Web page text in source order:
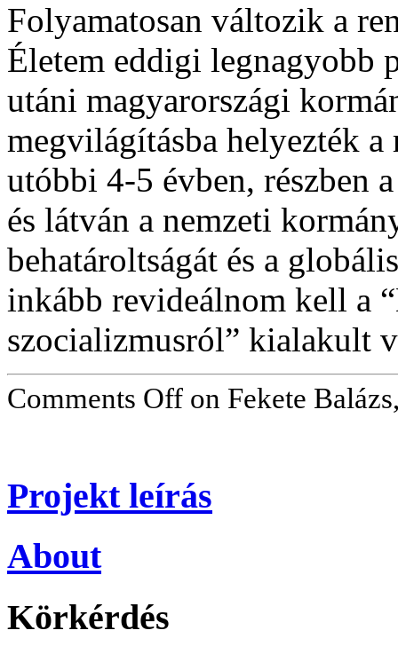
Folyamatosan változik a
Életem eddigi legnagyobb
utáni magyarországi
megvilágításba helyezték
utóbbi 4-5 évben, részben
és látván a nemzeti
behatároltságát és a
inkább revideálnom kell a
szocializmusról” kialakult
Comments Off on Fekete
Projekt leírás
About
Körkérdés